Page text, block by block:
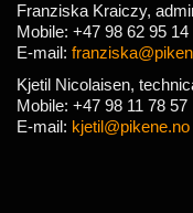
Franziska Kraiczy,
Mobile: +47 98 62 95 14
E-mail:
Kjetil Nicolaisen,
Mobile: +47 98 11 78 57
E-mail: kjetil@pikene.no